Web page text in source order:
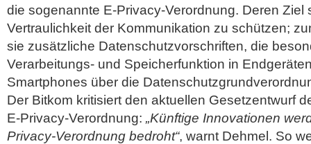
die sogenannte E-Privacy-Verordnung. Deren Ziel
Vertraulichkeit der Kommunikation zu schützen;
sie zusätzliche Datenschutzvorschriften, die
Verarbeitungs- und Speicherfunktion in
Smartphones über die
Der Bitkom kritisiert den aktuellen Gesetzentwurf
E-Privacy-Verordnung: „Künftige Innovationen
Privacy-Verordnung bedroht“, warnt Dehmel. So